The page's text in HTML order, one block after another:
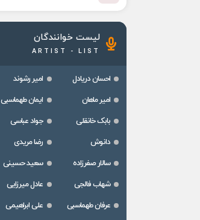
لیست خوانندگان
ARTIST - LIST
احسان دریادل
امیر رشوند
امیر ماهان
ایمان طهماسبی
بابک خانقلی
جواد عباسی
دانوش
رضا مریدی
سالار صفرزاده
سعید حسینی
شهاب فالجی
عادل میرزایی
عرفان طهماسبی
علی ابراهیمی